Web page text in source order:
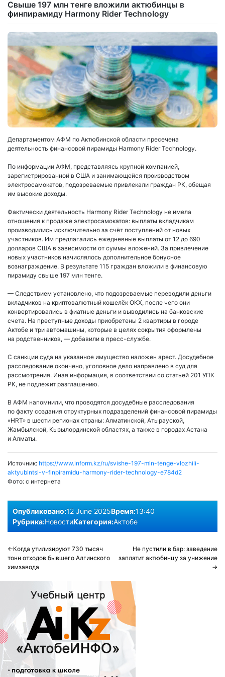
Свыше 197 млн тенге вложили актюбинцы в
финпирамиду Harmony Rider Technology
Департаментом АФМ по Актюбинской области пресечена
деятельность финансовой пирамиды Harmony Rider Technology.
По информации АФМ, представляясь крупной компанией,
зарегистрированной в США и занимающейся производством
электросамокатов, подозреваемые привлекали граждан РК, обещая
им высокие доходы.
Фактически деятельность Harmony Rider Technology не имела
отношения к продаже электросамокатов: выплаты вкладчикам
производились исключительно за счёт поступлений от новых
участников. Им предлагались ежедневные выплаты от 12 до 690
долларов США в зависимости от суммы вложений. За привлечение
новых участников начислялось дополнительное бонусное
вознаграждение. В результате 115 граждан вложили в финансовую
пирамиду свыше 197 млн тенге.
— Следствием установлено, что подозреваемые переводили деньги
вкладчиков на криптовалютный кошелёк OKX, после чего они
конвертировались в фиатные деньги и выводились на банковские
счета. На преступные доходы приобретены 2 квартиры в городе
Актобе и три автомашины, которые в целях сокрытия оформлены
на родственников, — добавили в пресс-службе.
С санкции суда на указанное имущество наложен арест. Досудебное
расследование окончено, уголовное дело направлено в суд для
рассмотрения. Иная информация, в соответствии со статьей 201 УПК
РК, не подлежит разглашению.
В АФМ напомнили, что проводятся досудебные расследования
по факту создания структурных подразделений финансовой пирамиды
«HRT» в шести регионах страны: Алматинской, Атырауской,
Жамбылской, Кызылординской областях, а также в городах Астана
и Алматы.
Источник: https://www.inform.kz/ru/svishe-197-mln-tenge-vlozhili-
aktyubintsi-v-finpiramidu-harmony-rider-technology-e784d2
Фото: с интернета
Опубликовано:12 June 2025Время:13:40
Рубрика:НовостиКатегория:Актобе
Post
navigation
Когда утилизируют 730 тысяч
тонн отходов бывшего Алгинского
химзавода
Не пустили в бар: заведение
заплатит актюбинцу за унижение